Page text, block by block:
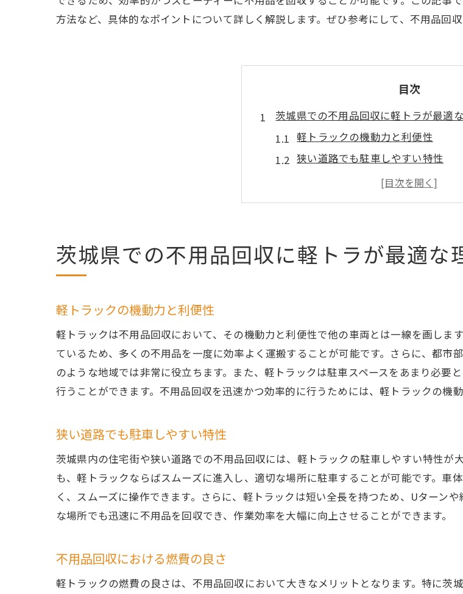
方法など、具体的なポイントについて詳しく解説します。ぜひ参考にして、不用品回収
目次
茨城県での不用品回収に軽トラが最適
軽トラックの機動力と利便性
狭い道路でも駐車しやすい特性
不用品回収における燃費の良さ
住宅街でのスムーズな回収作業
地元業者の軽トラ利用事例
軽トラックで不用品回収を効率的に行
運転前のチェックポイント
効率的なルートプランニング
回収作業の時間管理
不用品の分別とリサイクル
近隣住民への配慮
住宅街特有の通行ルール
安全かつ迅速な積み込み方法
騒音対策とマナー
適切な装備の選び方
茨城県での不用品回収に軽トラが最適な
軽トラックの機動力と利便性
軽トラックは不用品回収において、その機動力と利便性で他の車両とは一線を画しま
ているため、多くの不用品を一度に効率よく運搬することが可能です。さらに、都市
のような地域では非常に役立ちます。また、軽トラックは駐車スペースをあまり必要
行うことができます。不用品回収を迅速かつ効率的に行うためには、軽トラックの機
狭い道路でも駐車しやすい特性
茨城県内の住宅街や狭い道路での不用品回収には、軽トラックの駐車しやすい特性が
も、軽トラックならばスムーズに進入し、適切な場所に駐車することが可能です。車
く、スムーズに操作できます。さらに、軽トラックは短い全長を持つため、Uターン
な場所でも迅速に不用品を回収でき、作業効率を大幅に向上させることができます。
不用品回収における燃費の良さ
軽トラックの燃費の良さは、不用品回収において大きなメリットとなります。特に茨